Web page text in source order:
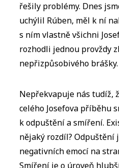
řešily problémy. Dnes
uchýlil Rúben, měl k ní
s ním vlastně všichni
rozhodli jednou provždy
nepřizpůsobivého brášky.
Nepřekvapuje nás tudíž,
celého Josefova příběhu
k odpuštění a smíření.
nějaký rozdíl? Odpuštění
negativních emocí na
Smíření je o úroveň